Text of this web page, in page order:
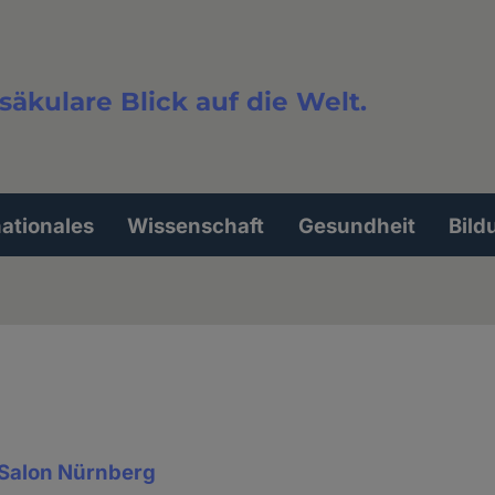
Blick auf die Welt.
Wissenschaft Gesundheit
Nürnberg